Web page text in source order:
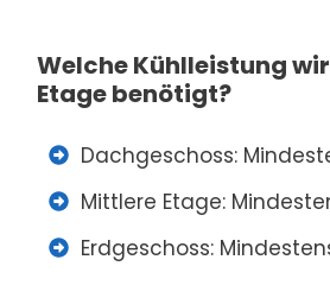
Welche Kühlleistung
Etage benötigt?
Dachgeschoss:
Mittlere Etage:
Erdgeschoss: